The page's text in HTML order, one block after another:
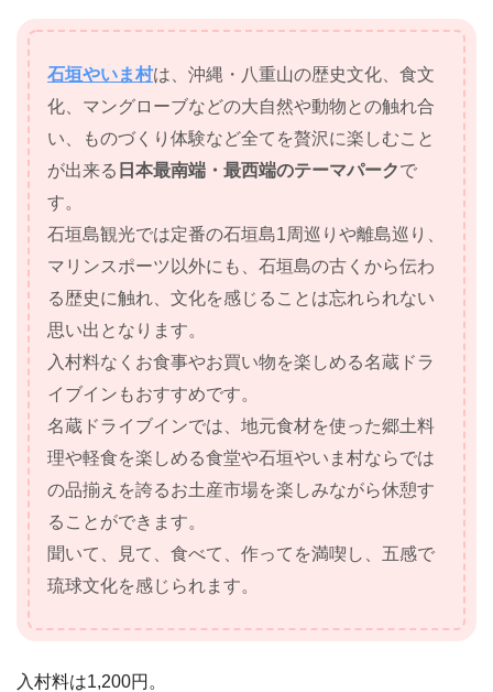
石垣やいま村は、沖縄・八重山の歴史文化、食文
化、マングローブなどの大自然や動物との触れ合
い、ものづくり体験など全てを贅沢に楽しむこと
が出来る 日本最南端・最西端のテーマパークで
す。
石垣島観光では定番の石垣島1周巡りや離島巡り、
マリンスポーツ以外にも、石垣島の古くから伝わ
る歴史に触れ、文化を感じることは忘れられない
思い出となります。
入村料なくお食事やお買い物を楽しめる名蔵ドラ
イブインもおすすめです。
名蔵ドライブインでは、地元食材を使った郷土料
理や軽食を楽しめる食堂や石垣やいま村ならでは
の品揃えを誇るお土産市場を楽しみながら休憩す
ることができます。
聞いて、見て、食べて、作ってを満喫し、五感で
琉球文化を感じられます。
入村料は1,200円。